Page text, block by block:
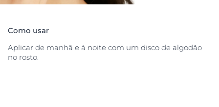
Como usar
Aplicar de manhã e à noite com um disco de algodão
no rosto.